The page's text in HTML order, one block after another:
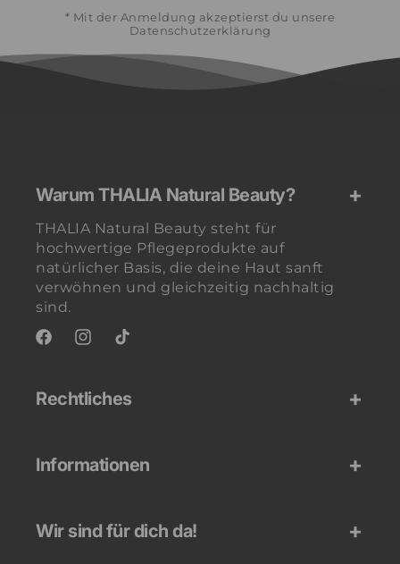
* Mit der Anmeldung akzeptierst du unsere
Datenschutzerklärung
Warum THALIA Natural Beauty?
THALIA Natural Beauty steht für
hochwertige Pflegeprodukte auf
natürlicher Basis, die deine Haut sanft
verwöhnen und gleichzeitig nachhaltig
sind.
FacebookInstagram
TikTok
Rechtliches
Informationen
Wir sind für dich da!